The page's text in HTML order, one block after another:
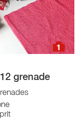
1
grenade